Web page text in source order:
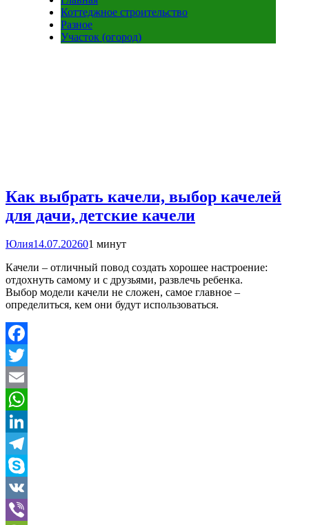
Коттеджное строительство
Разное
Участок (огород)
Как выбрать качели, выбор качелей
для дачи, детские качели
Юлия14.07.202601 минут
Качели – отличный повод создать хорошее настроение:
отдохнуть самому и с друзьями, развлечь ребенка.
Выбор модели качели не сложен, самое главное –
определиться, кем они будут использоваться.
Facebook
Twitter
Email
WhatsApp
LinkedIn
Telegram
Skype
VK